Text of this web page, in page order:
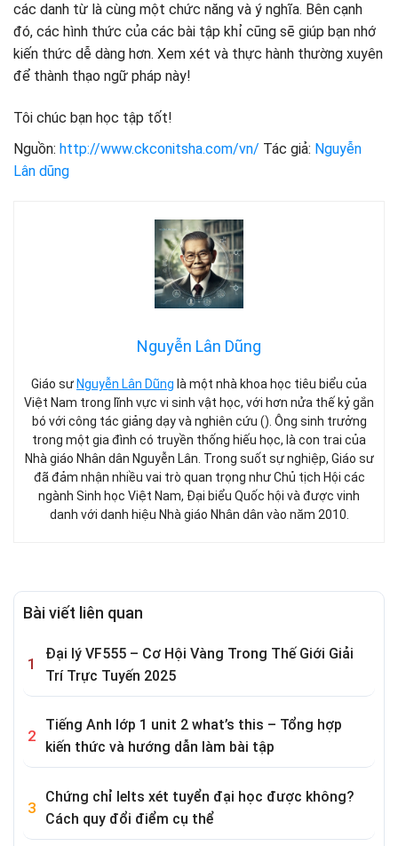
các danh từ là cùng một chức năng và ý nghĩa. Bên cạnh
đó, các hình thức của các bài tập khỉ cũng sẽ giúp bạn nhớ
kiến ​​thức dễ dàng hơn. Xem xét và thực hành thường xuyên
để thành thạo ngữ pháp này!
Tôi chúc bạn học tập tốt!
Nguồn: http://www.ckconitsha.com/vn/ Tác giả: Nguyễn
Lân dũng
Nguyễn Lân Dũng
Giáo sư Nguyễn Lân Dũng là một nhà khoa học tiêu biểu của
Việt Nam trong lĩnh vực vi sinh vật học, với hơn nửa thế kỷ gắn
bó với công tác giảng dạy và nghiên cứu (). Ông sinh trưởng
trong một gia đình có truyền thống hiếu học, là con trai của
Nhà giáo Nhân dân Nguyễn Lân. Trong suốt sự nghiệp, Giáo sư
đã đảm nhận nhiều vai trò quan trọng như Chủ tịch Hội các
ngành Sinh học Việt Nam, Đại biểu Quốc hội và được vinh
danh với danh hiệu Nhà giáo Nhân dân vào năm 2010.
Bài viết liên quan
Đại lý VF555 – Cơ Hội Vàng Trong Thế Giới Giải
Trí Trực Tuyến 2025
Tiếng Anh lớp 1 unit 2 what’s this – Tổng hợp
kiến thức và hướng dẫn làm bài tập
Chứng chỉ Ielts xét tuyển đại học được không?
Cách quy đổi điểm cụ thể